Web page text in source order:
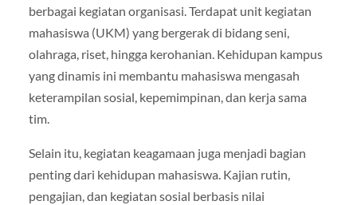
berbagai kegiatan organisasi. Terdapat unit kegiatan
mahasiswa (UKM) yang bergerak di bidang seni,
olahraga, riset, hingga kerohanian. Kehidupan kampus
yang dinamis ini membantu mahasiswa mengasah
keterampilan sosial, kepemimpinan, dan kerja sama
tim.
Selain itu, kegiatan keagamaan juga menjadi bagian
penting dari kehidupan mahasiswa. Kajian rutin,
pengajian, dan kegiatan sosial berbasis nilai